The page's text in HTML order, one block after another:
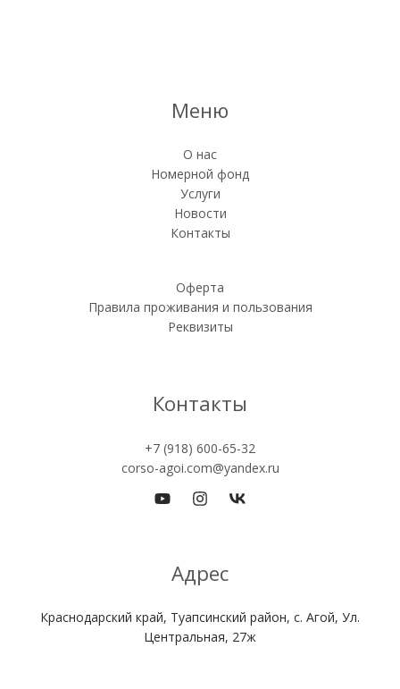
Меню
О нас
Номерной фонд
Услуги
Новости
Контакты
Оферта
Правила проживания и пользования
Реквизиты
Контакты
+7 (918) 600-65-32
corso-agoi.com@yandex.ru
Адрес
Краснодарский край, Туапсинский район, с. Агой, Ул.
Центральная, 27ж